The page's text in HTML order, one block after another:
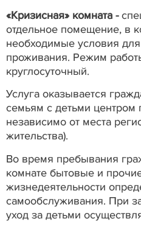
«Кризисная» комната -
отдельное помещение, в
необходимые условия
проживания. Режим
круглосуточный.
Услуга оказывается
семьям с детьми центром
независимо от места
жительства).
Во время пребывания
комнате бытовые и
жизнедеятельности
самообслуживания. При
уход за детьми